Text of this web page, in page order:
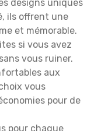
designs uniques
ils offrent une
et mémorable.
si vous avez
vous ruiner.
aux
vous
pour de
pour chaque